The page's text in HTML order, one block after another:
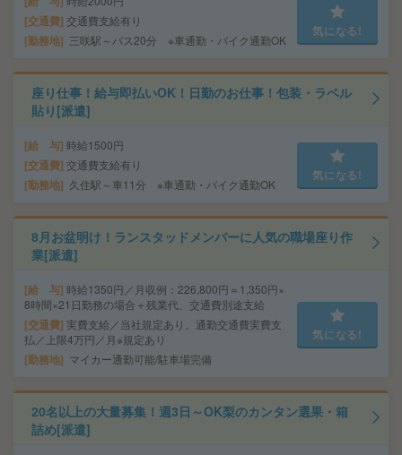
交通費 交通費支給有り
勤務地 三咲駅～バス20分 ※車通勤・バイク通勤OK
気になる!
座り仕事！給与即払いOK！日勤のお仕事！包装・ラベル
貼り[派遣]
給 与 時給1500円
交通費 交通費支給有り
勤務地 久住駅～車11分 ※車通勤・バイク通勤OK
気になる!
8月お盆明け！ランスタッドメンバーに人気の職場座り作
業[派遣]
給 与 時給1350円／月収例：226,800円＝1,350円×
8時間×21日勤務の場合＋残業代、交通費別途支給
交通費 実費支給／当社規定あり。通勤交通費実費支
払／上限4万円／月※規定あり
勤務地 マイカー通勤可能/駐車場完備
気になる!
20名以上の大量募集！週3日～OK梨のカンタン選果・箱
詰め[派遣]